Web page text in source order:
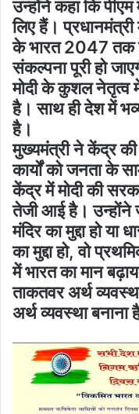
उन्होंने कहा कि
लिए हैं। प्रधानमंत्री
के भारत 2047 तक
संकल्पना पूरी हो
मोदी के कुशल नेतृत्व
है। साथ ही देश में भव्य
है।
मुख्यमंत्री ने केंद्र की
कार्यों को जनता के
केंद्र में मोदी की
तेजी आई है। उन्होंने
मंदिर का मुद्दा हो
का मुद्दा हो, वो
में भारत का मान
ताकतवर अर्थ
अर्थ व्यवस्था बनाना